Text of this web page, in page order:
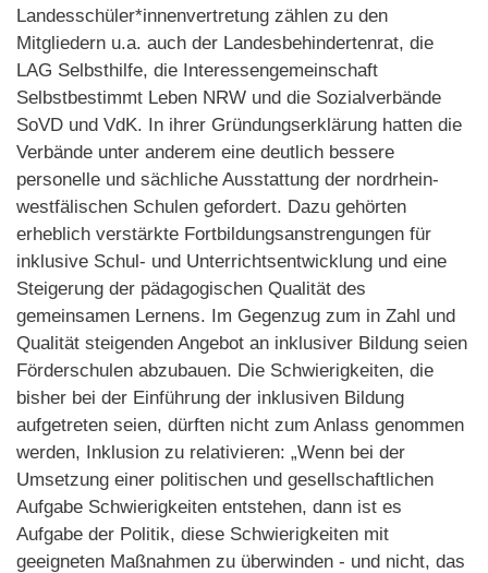
Landesschüler*innenvertretung zählen zu den
Mitgliedern u.a. auch der Landesbehindertenrat, die
LAG Selbsthilfe, die Interessengemeinschaft
Selbstbestimmt Leben NRW und die Sozialverbände
SoVD und VdK. In ihrer Gründungserklärung hatten die
Verbände unter anderem eine deutlich bessere
personelle und sächliche Ausstattung der nordrhein-
westfälischen Schulen gefordert. Dazu gehörten
erheblich verstärkte Fortbildungsanstrengungen für
inklusive Schul- und Unterrichtsentwicklung und eine
Steigerung der pädagogischen Qualität des
gemeinsamen Lernens. Im Gegenzug zum in Zahl und
Qualität steigenden Angebot an inklusiver Bildung seien
Förderschulen abzubauen. Die Schwierigkeiten, die
bisher bei der Einführung der inklusiven Bildung
aufgetreten seien, dürften nicht zum Anlass genommen
werden, Inklusion zu relativieren: „Wenn bei der
Umsetzung einer politischen und gesellschaftlichen
Aufgabe Schwierigkeiten entstehen, dann ist es
Aufgabe der Politik, diese Schwierigkeiten mit
geeigneten Maßnahmen zu überwinden - und nicht, das